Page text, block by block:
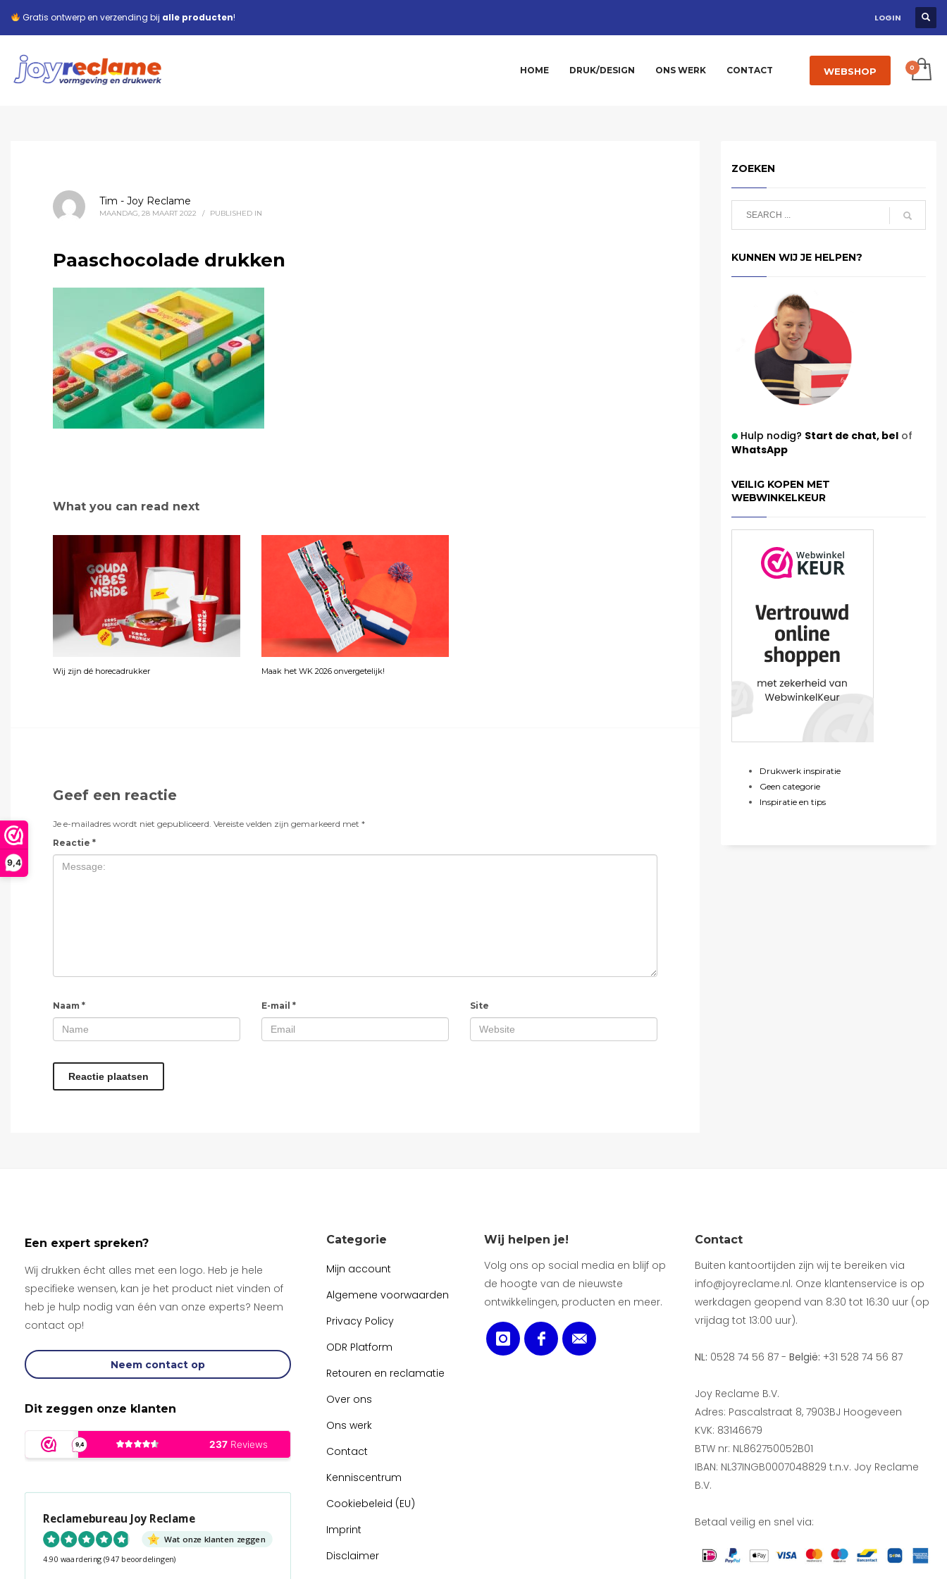
9,4
Gratis ontwerp en verzending bij alle producten! LOGIN
HOME DRUK/DESIGN ONS WERK CONTACT WEBSHOP
Tim - Joy Reclame
MAANDAG, 28 MAART 2022 / PUBLISHED IN
Paaschocolade drukken
What you can read next
Wij zijn dé horecadrukker Maak het WK 2026 onvergetelijk!
Geef een reactie
Je e-mailadres wordt niet gepubliceerd. Vereiste velden zijn gemarkeerd met *
Reactie *
Naam * E-mail * Site
ZOEKEN
KUNNEN WIJ JE HELPEN?
Hulp nodig? Start de chat,belof
WhatsApp
VEILIG KOPEN MET
WEBWINKELKEUR
Drukwerk inspiratie
Geen categorie
Inspiratie en tips
Een expert spreken?
Wij drukken écht alles met een logo. Heb je hele
specifieke wensen, kan je het product niet vinden of
heb je hulp nodig van één van onze experts? Neem
contact op!
Neem contact op
Dit zeggen onze klanten
Reclamebureau Joy Reclame
Wat onze klanten zeggen
4.90 waardering (947 beoordelingen)
Categorie
Mijn account
Algemene voorwaarden
Privacy Policy
ODR Platform
Retouren en reclamatie
Over ons
Ons werk
Contact
Kenniscentrum
Cookiebeleid (EU)
Imprint
Disclaimer
Wij helpen je!
Volg ons op social media en blijf op
de hoogte van de nieuwste
ontwikkelingen, producten en meer.
Contact
Buiten kantoortijden zijn wij te bereiken via
info@joyreclame.nl. Onze klantenservice is op
werkdagen geopend van 8:30 tot 16:30 uur (op
vrijdag tot 13:00 uur).
NL: 0528 74 56 87 - België: +31 528 74 56 87
Joy Reclame B.V.
Adres: Pascalstraat 8, 7903BJ Hoogeveen
KVK: 83146679
BTW nr: NL862750052B01
IBAN: NL37INGB0007048829 t.n.v. Joy Reclame
B.V.
Betaal veilig en snel via: